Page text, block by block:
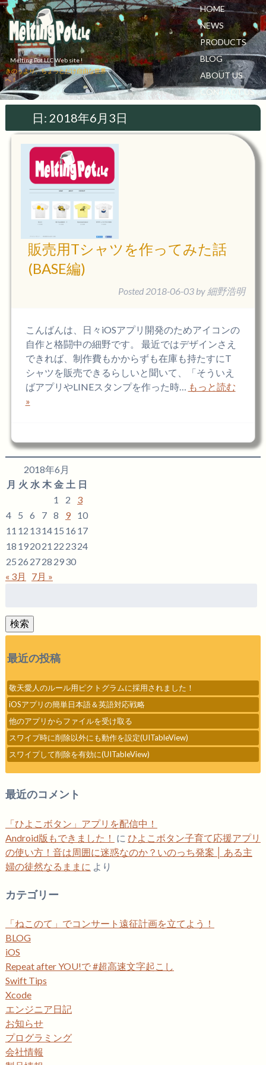
HOME
NEWS
PRODUCTS
BLOG
ABOUT US
CONTACT US
Melting Pot LLC Web site !
きのうより、ちょっとだけ自由な世界
へ！
日: 2018年6月3日
販売用Tシャツを作ってみた話
(BASE編)
Posted 2018-06-03 by 細野浩明
こんばんは、日々iOSアプリ開発のためアイコンの
自作と格闘中の細野です。 最近ではデザインさえ
できれば、制作費もかからずも在庫も持たすにT
シャツを販売できるらしいと聞いて、「そういえ
ばアプリやLINEスタンプを作った時… もっと読む
»
2018年6月
月 火 水 木 金 土 日
1
2
3
4
5 6 7 8 9
10
11 12 131415 16 17
18 192021 22 2324
25 26 2728 2930
« 3月
7月 »
検索
最近の投稿
敬天愛人のルール用ピクトグラムに採用されました！
iOSアプリの簡単日本語＆英語対応戦略
他のアプリからファイルを受け取る
スワイプ時に削除以外にも動作を設定(UITableView)
スワイプして削除を有効に(UITableView)
最近のコメント
「ひよこボタン」アプリを配信中！
Android版もできました！ に ひよこボタン子育て応援アプリ
の使い方！音は周囲に迷惑なのか？いのっち発案 │ ある主
婦の徒然なるままに より
カテゴリー
「ねこのて」でコンサート遠征計画を立てよう！
BLOG
iOS
Repeat after YOU!で #超高速文字起こし
Swift Tips
Xcode
エンジニア日記
お知らせ
プログラミング
会社情報